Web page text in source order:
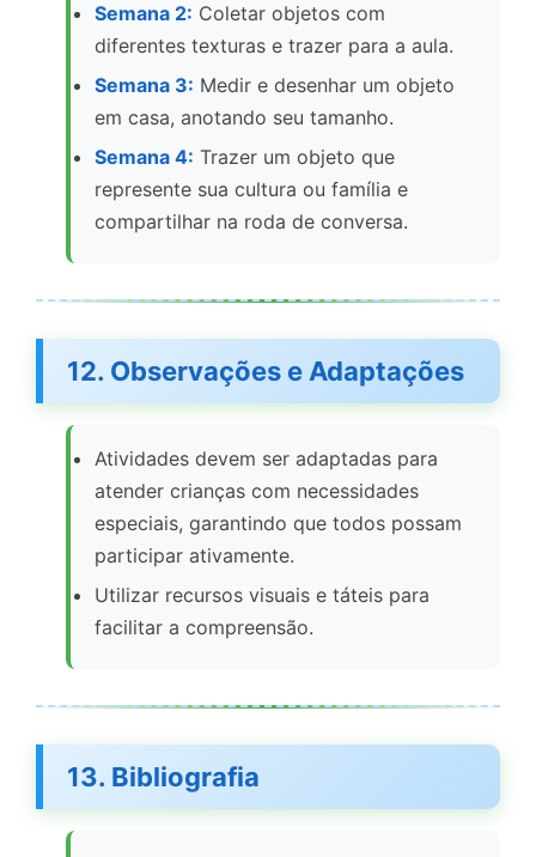
Semana 2: Coletar objetos com
diferentes texturas e trazer para a aula.
Semana 3: Medir e desenhar um objeto
em casa, anotando seu tamanho.
Semana 4: Trazer um objeto que
represente sua cultura ou família e
compartilhar na roda de conversa.
12. Observações e Adaptações
Atividades devem ser adaptadas para
atender crianças com necessidades
especiais, garantindo que todos possam
participar ativamente.
Utilizar recursos visuais e táteis para
facilitar a compreensão.
13. Bibliografia